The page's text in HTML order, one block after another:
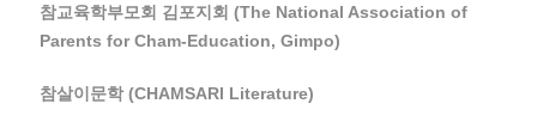
참교육학부모회 김포지회 (The National Association of
Parents for Cham-Education, Gimpo)
참살이문학 (CHAMSARI Literature)